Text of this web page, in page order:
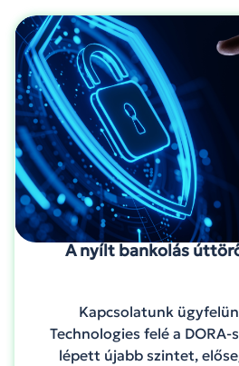
A nyílt bankolás
Kapcsolatunk
Technologies felé a
lépett újabb szintet,